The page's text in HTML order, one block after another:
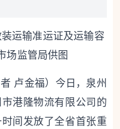
运输准运证及运输容
场监管局供图
卢金福）今日，泉州
港隆物流有限公司的
间发放了全省首张重